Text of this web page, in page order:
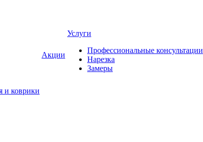
и коврики
Акции
Услуги
Профессиональные консультации
Нарезка
Замеры